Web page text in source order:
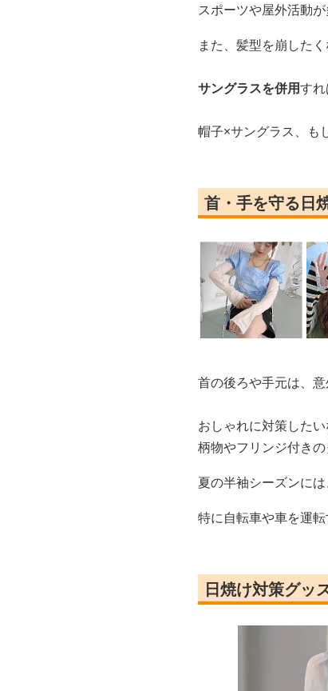
スポーツや屋外活動
また、髪型を崩した
サングラスを併用す
帽子×サングラス、も
首・手を守る日
首の後ろや手元は、意
おしゃれに対策したい
柄物やフリンジ付き
夏の半袖シーズンには
特に自転車や車を運
日焼け対策グッ